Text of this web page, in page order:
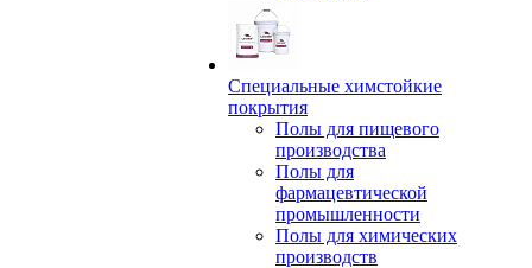
Специальные химстойкие
покрытия
Полы для пищевого
производства
Полы для
фармацевтической
промышленности
Полы для химических
производств